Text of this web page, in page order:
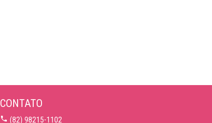
CONTATO
(82) 98215-1102